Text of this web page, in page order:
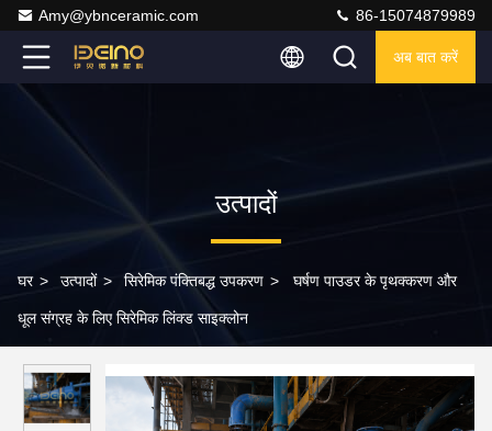
Amy@ybnceramic.com 86-15074879989
अब बात करें
उत्पादों
घर > उत्पादों > सिरेमिक पंक्तिबद्ध उपकरण > घर्षण पाउडर के पृथक्करण और
धूल संग्रह के लिए सिरेमिक लिंक्ड साइक्लोन